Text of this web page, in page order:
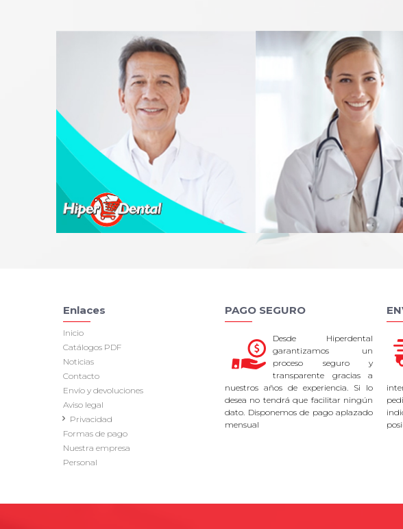
Enlaces
Inicio
Catálogos PDF
Noticias
Contacto
Envío y devoluciones
Aviso legal
Privacidad
Formas de pago
Nuestra empresa
Personal
PAGO SEGURO
Desde Hiperdental
garantizamos un
proceso seguro y
transparente gracias a
nuestros años de experiencia. Si lo
desea no tendrá que facilitar ningún
dato. Disponemos de pago aplazado
mensual